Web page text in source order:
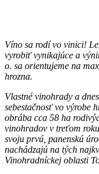
Víno sa rodí vo vinici!
vyrobiť vynikajúce a
o. sa orientujeme na
hrozna.
Vlastné vinohrady a
sebestačnosť vo výrobe
obrába cca 58 ha
vinohradov v treťom
svoju prvú, panenskú
nachádzajú na tých
Vinohradníckej oblasti